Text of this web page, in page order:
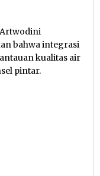
Artwodini
bahwa integrasi
kualitas air
pintar.